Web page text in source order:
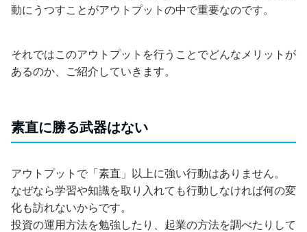
動にうつすことがアウトプットの中で重要なのです。
それではこのアウトプットを行うことでどんなメリットが
あるのか、ご紹介していきます。
素直に勝る武器はない
アウトプットで「素直」以上に強い行動はありません。
なぜなら学習や知識を取り入れても行動しなければ何の変
化も訪れないからです。
投資の運用方法を勉強したり、起業の方法を調べたりして